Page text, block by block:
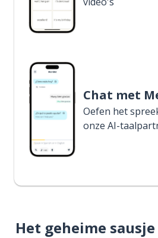
Chat met
Oefen het
onze AI-
Het geheime